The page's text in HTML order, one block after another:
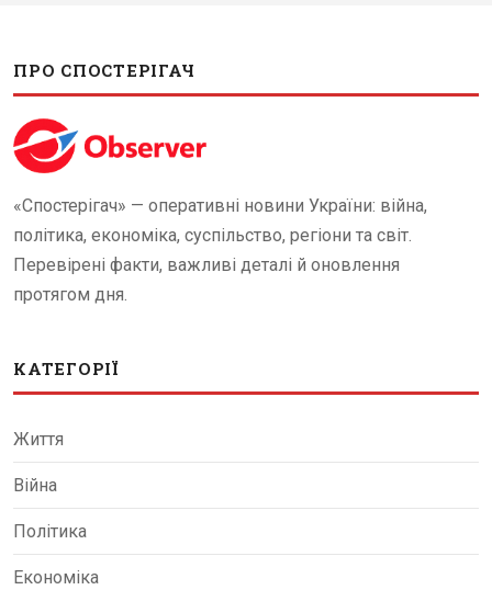
ПРО СПОСТЕРІГАЧ
«Спостерігач» — оперативні новини України: війна,
політика, економіка, суспільство, регіони та світ.
Перевірені факти, важливі деталі й оновлення
протягом дня.
КАТЕГОРІЇ
Життя
Війна
Політика
Економіка